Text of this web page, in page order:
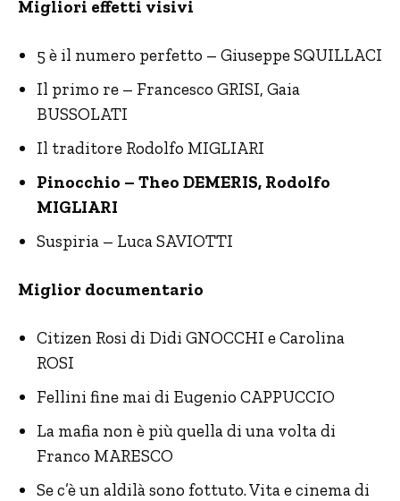
Migliori effetti visivi
5 è il numero perfetto – Giuseppe SQUILLACI
Il primo re – Francesco GRISI, Gaia
BUSSOLATI
Il traditore Rodolfo MIGLIARI
Pinocchio – Theo DEMERIS, Rodolfo
MIGLIARI
Suspiria – Luca SAVIOTTI
Miglior documentario
Citizen Rosi di Didi GNOCCHI e Carolina
ROSI
Fellini fine mai di Eugenio CAPPUCCIO
La mafia non è più quella di una volta di
Franco MARESCO
Se c’è un aldilà sono fottuto. Vita e cinema di